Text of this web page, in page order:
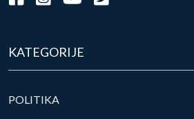
KATEGORIJE
POLITIKA